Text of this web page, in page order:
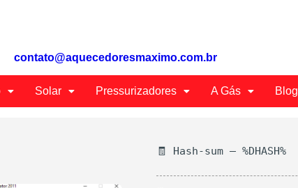
contato@aquecedoresmaximo.com.br
Solar Pressurizadores A Gás Blog
🧾 Hash-sum — %DHASH%